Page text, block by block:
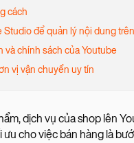
cách
Studio để quản lý nội dung
và chính sách của Youtube
vị vận chuyển uy tín
dịch vụ của shop lên
cho việc bán hàng là